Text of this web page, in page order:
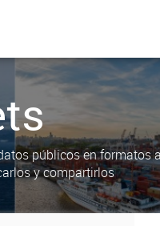
públicos en formatos
y compartirlos